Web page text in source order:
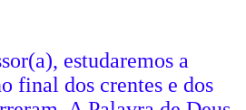
estudaremos a
final dos crentes e dos